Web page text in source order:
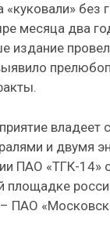
«куковали» без
месяца два
издание
владеет
и двумя
ПАО «ТГК-14»
площадке
ПАО